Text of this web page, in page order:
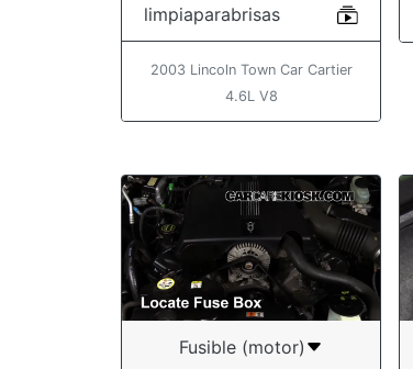
limpiaparabrisas
2003 Lincoln Town Car Cartier
4.6L V8
Fusible (motor)